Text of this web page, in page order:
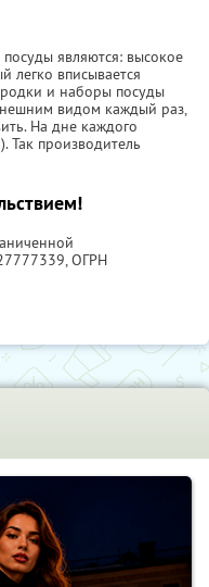
являются: высокое
легко вписывается
и наборы посуды
видом каждый раз,
На дне каждого
Так производитель
, ОГРН